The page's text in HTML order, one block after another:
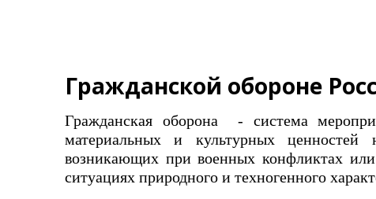
Гражданской обороне
Гражданская оборона - система
материальных и культурных ценностей
возникающих при военных конфликтах
ситуациях природного и техногенного